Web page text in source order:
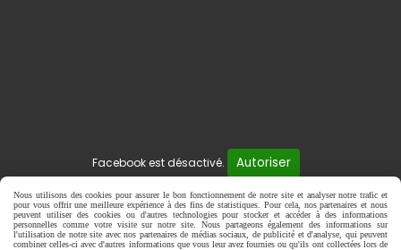
Facebook est désactivé. Autoriser
Mentions Légales Gestion cookies Mon Compte
Nous utilisons des cookies pour assurer le bon fonctionnement de notre site et analyser notre trafic et
pour vous offrir une meilleure expérience à des fins de statistiques. Pour cela, nos partenaires et nous
peuvent utiliser des cookies ou d'autres technologies pour stocker et accéder à des informations
personnelles comme votre visite sur notre site. Nous partageons également des informations sur
l'utilisation de notre site avec nos partenaires de médias sociaux, de publicité et d'analyse, qui peuvent
combiner celles-ci avec d'autres informations que vous leur avez fournies ou qu'ils ont collectées lors de